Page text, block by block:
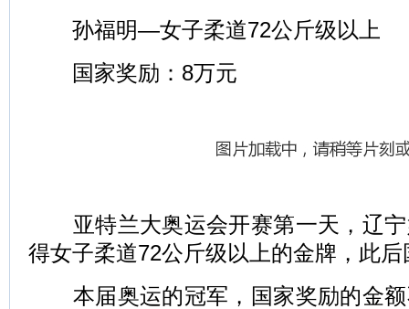
孙福明—女子柔道72公斤级以上
国家奖励：8万元
亚特兰大奥运会开赛第一天，辽宁
得女子柔道72公斤级以上的金牌，此
本届奥运的冠军，国家奖励的金额